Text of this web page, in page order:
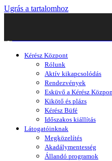
Ugrás a tartalomhoz
Kérész Központ
Rólunk
Aktív kikapcsolódás
Rendezvények
Esküvő a Kérész
Kikötő és plázs
Kérész Büfé
Időszakos kiállítás
Látogatóinknak
Megközelítés
Akadálymentesség
Állandó programok